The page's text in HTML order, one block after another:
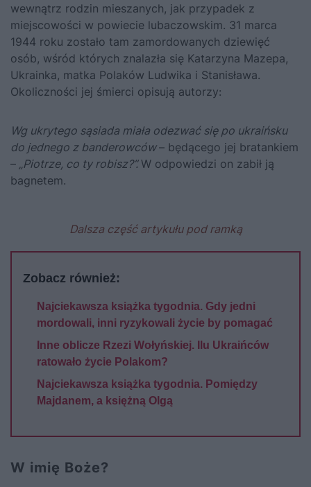
wewnątrz rodzin mieszanych, jak przypadek z
miejscowości w powiecie lubaczowskim. 31 marca
1944 roku zostało tam zamordowanych dziewięć
osób, wśród których znalazła się Katarzyna Mazepa,
Ukrainka, matka Polaków Ludwika i Stanisława.
Okoliczności jej śmierci opisują autorzy:
Wg ukrytego sąsiada miała odezwać się po ukraińsku
do jednego z banderowców– będącego jej bratankiem
– „Piotrze, co ty robisz?”. W odpowiedzi on zabił ją
bagnetem.
Dalsza część artykułu pod ramką
Zobacz również:
Najciekawsza książka tygodnia. Gdy jedni
mordowali, inni ryzykowali życie by pomagać
Inne oblicze Rzezi Wołyńskiej. Ilu Ukraińców
ratowało życie Polakom?
Najciekawsza książka tygodnia. Pomiędzy
Majdanem, a księżną Olgą
W imię Boże?